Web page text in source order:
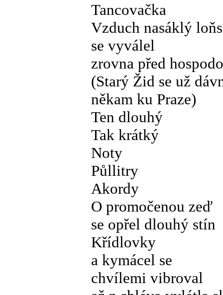
Tancovačka
Vzduch nasáklý
se vyválel
zrovna před
(Starý Žid se už
někam ku Praze)
Ten dlouhý
Tak krátký
Noty
Půllitry
Akordy
O promočenou zeď
se opřel dlouhý stín
Křídlovky
a kymácel se
chvílemi vibroval